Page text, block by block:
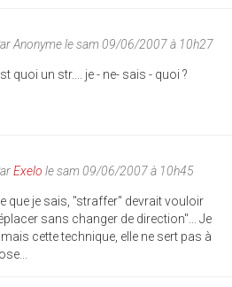
Anonymele sam 09/06/2007 à 10h27
quoi un str.... je - ne- sais - quoi ?
Exelo le sam 09/06/2007 à 10h45
que je sais, "straffer" devrait vouloir
sans changer de direction"... Je
cette technique, elle ne sert pas à